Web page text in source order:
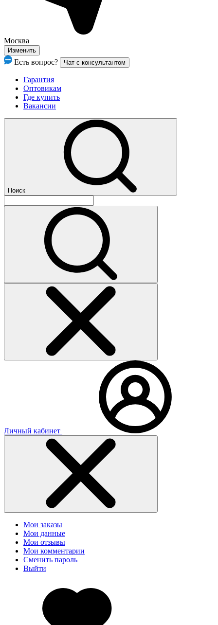
Москва
Изменить
Есть вопрос? Чат с консультантом
Гарантия
Оптовикам
Где купить
Вакансии
Поиск
Личный кабинет
Мои заказы
Мои данные
Мои отзывы
Мои комментарии
Сменить пароль
Выйти